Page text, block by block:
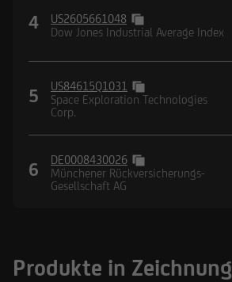
4
US2605661048
Dow Jones Industrial Average Index
5
US84615Q1031
Space Exploration Technologies
Corp.
6
DE0008430026
Münchener Rückversicherungs-
Gesellschaft AG
Produkte in Zeichnung